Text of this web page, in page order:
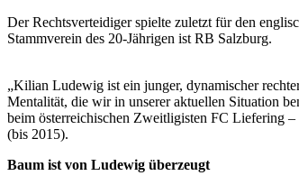
Der Rechtsverteidiger spielte zuletzt für den
Stammverein des 20-Jährigen ist RB Salzburg.
„Kilian Ludewig ist ein junger, dynamischer
Mentalität, die wir in unserer aktuellen Situation
beim österreichischen Zweitligisten FC Liefering
(bis 2015).
Baum ist von Ludewig überzeugt